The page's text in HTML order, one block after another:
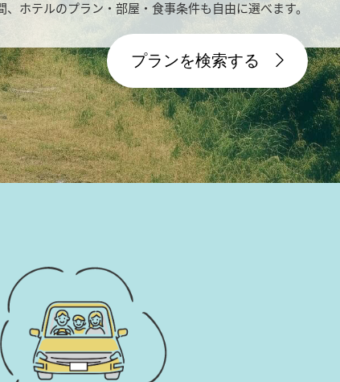
ホテルのプラン・部屋・食事条件も自由に選べます。
プランを検索する